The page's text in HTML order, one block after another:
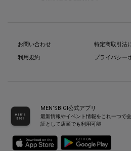
お問い合わせ
利用規約
特定商取引法
プライバシー
MEN’SBIGI公式アプリ
最新情報やイベント情報をこれ一つで
証として店頭でも利用可能